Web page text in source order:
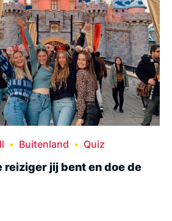
Buitenland Quiz
jij bent en doe de